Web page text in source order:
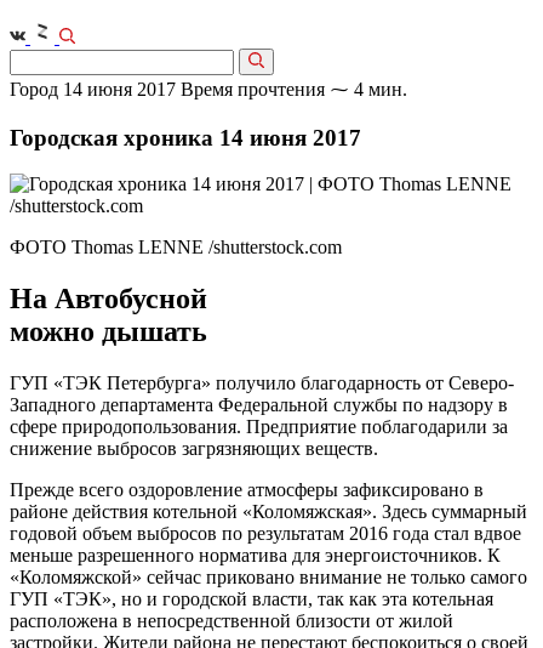
Город 14 июня 2017 Время прочтения ⁓ 4 мин.
Городская хроника 14 июня 2017
ФОТО Thomas LENNE /shutterstock.com
На Автобусной
можно дышать
ГУП «ТЭК Петербурга» получило благодарность от Северо-
Западного департамента Федеральной службы по надзору в
сфере природопользования. Предприятие поблагодарили за
снижение выбросов загрязняющих веществ.
Прежде всего оздоровление атмосферы зафиксировано в
районе действия котельной «Коломяжская». Здесь суммарный
годовой объем выбросов по результатам 2016 года стал вдвое
меньше разрешенного норматива для энергоисточников. К
«Коломяжской» сейчас приковано внимание не только самого
ГУП «ТЭК», но и городской власти, так как эта котельная
расположена в непосредственной близости от жилой
застройки. Жители района не перестают беспокоиться о своей